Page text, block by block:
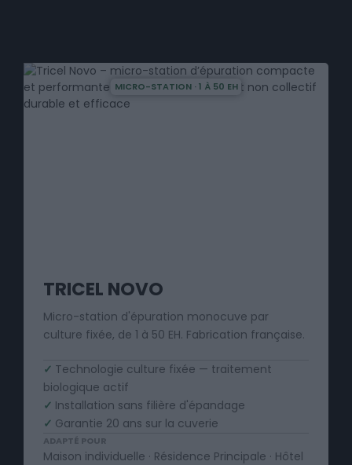
MICRO-STATION · 1 À 50 EH
TRICEL NOVO
Micro-station d'épuration monocuve par
culture fixée, de 1 à 50 EH. Fabrication française.
✓ Technologie culture fixée — traitement
biologique actif
✓ Installation sans filière d'épandage
✓ Garantie 20 ans sur la cuverie
ADAPTÉ POUR
Maison individuelle · Résidence Principale · Hôtel